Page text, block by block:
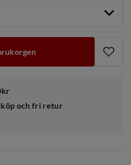
köp och fri retur